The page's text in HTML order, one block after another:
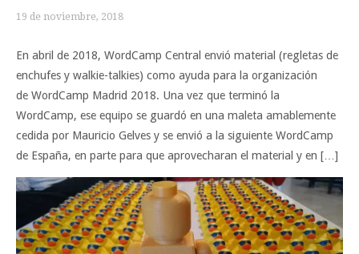
19 de noviembre, 2018
En abril de 2018, WordCamp Central envió material (regletas de
enchufes y walkie-talkies) como ayuda para la organización
de WordCamp Madrid 2018. Una vez que terminó la
WordCamp, ese equipo se guardó en una maleta amablemente
cedida por Mauricio Gelves y se envió a la siguiente WordCamp
de España, en parte para que aprovecharan el material y en […]